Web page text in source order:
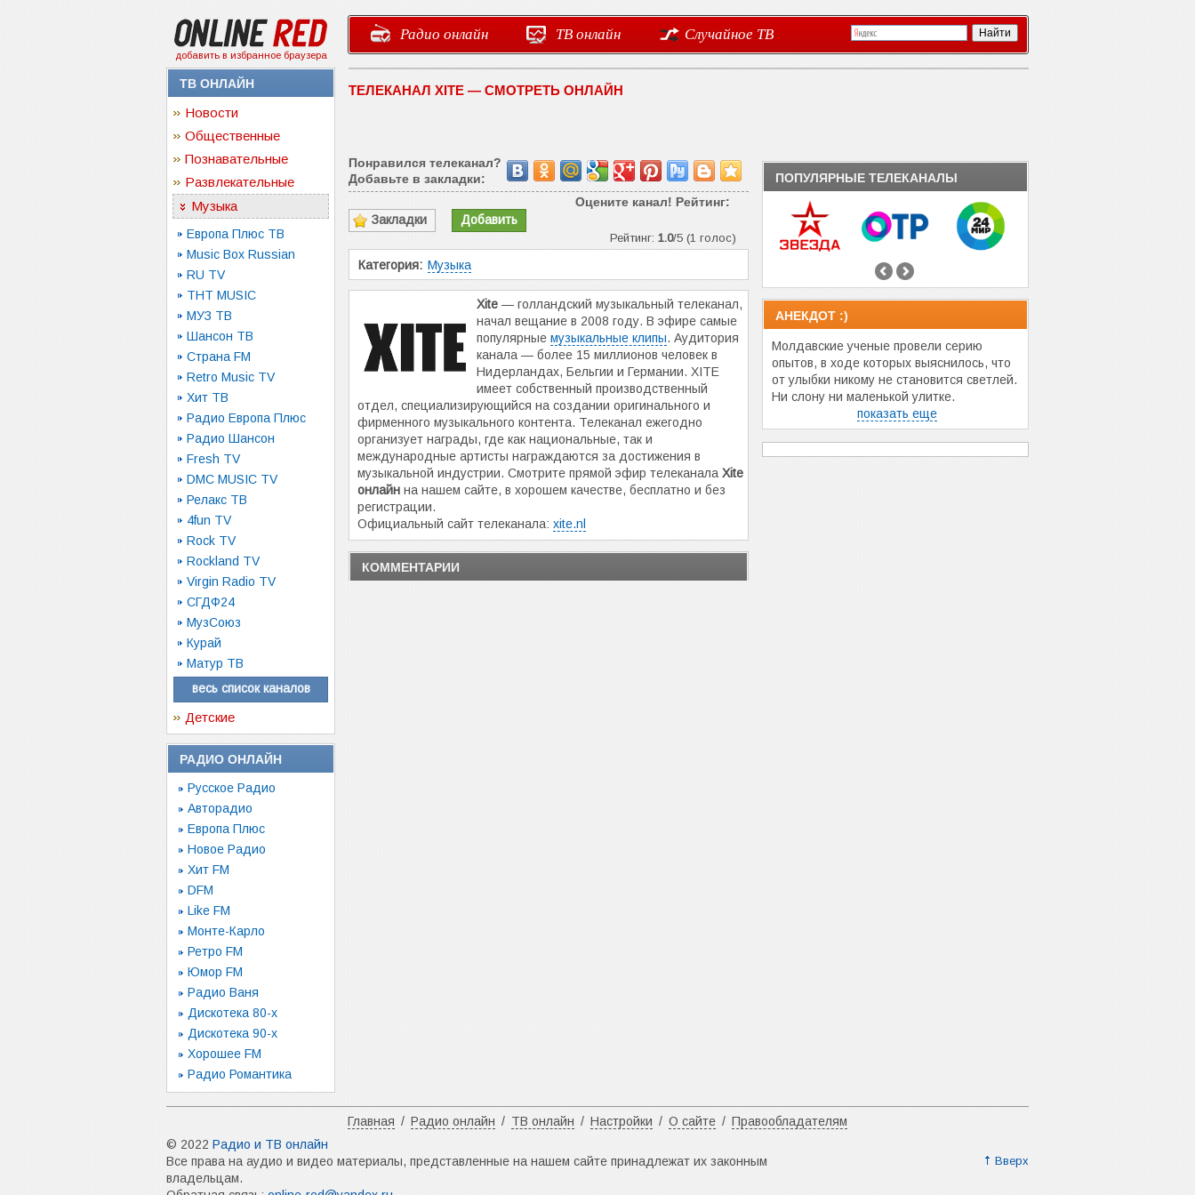
добавить в избранное браузера
Радио онлайн ТВ онлайн Случайное ТВ
ТВ ОНЛАЙН
Новости
Общественные
Познавательные
Развлекательные
Музыка
Европа Плюс ТВ
Music Box Russian
RU TV
ТНТ MUSIC
МУЗ ТВ
Шансон ТВ
Страна FM
Retro Music TV
Хит ТВ
Радио Европа Плюс
Радио Шансон
Fresh TV
DMC MUSIC TV
Релакс ТВ
4fun TV
Rock TV
Rockland TV
Virgin Radio TV
СГДФ24
МузСоюз
Курай
Матур ТВ
весь список каналов
Детские
РАДИО ОНЛАЙН
Русское Радио
Авторадио
Европа Плюс
Новое Радио
Хит FM
DFM
Like FM
Монте-Карло
Ретро FM
Юмор FM
Радио Ваня
Дискотека 80-х
Дискотека 90-х
Хорошее FM
Радио Романтика
ТЕЛЕКАНАЛ XITE — СМОТРЕТЬ ОНЛАЙН
Понравился телеканал?
Добавьте в закладки:
Оцените канал! Рейтинг:
Рейтинг: 1.0/5 (1 голос)
Закладки Добавить
Категория: Музыка
Xite — голландский музыкальный телеканал,
начал вещание в 2008 году. В эфире самые
популярные музыкальные клипы. Аудитория
канала — более 15 миллионов человек в
Нидерландах, Бельгии и Германии. XITE
имеет собственный производственный
отдел, специализирующийся на создании оригинального и
фирменного музыкального контента. Телеканал ежегодно
организует награды, где как национальные, так и
международные артисты награждаются за достижения в
музыкальной индустрии. Смотрите прямой эфир телеканала Xite
онлайн на нашем сайте, в хорошем качестве, бесплатно и без
регистрации.
Официальный сайт телеканала: xite.nl
КОММЕНТАРИИ
ПОПУЛЯРНЫЕ ТЕЛЕКАНАЛЫ
АНЕКДОТ :)
Молдавские ученые провели серию
опытов, в ходе которых выяснилось, что
от улыбки никому не становится светлей.
Ни слону ни маленькой улитке.
показать еще
Главная / Радио онлайн / ТВ онлайн / Настройки / О сайте / Правообладателям
© 2022 Радио и ТВ онлайн
Все права на аудио и видео материалы, представленные на нашем сайте принадлежат их законным
владельцам.
Вверх